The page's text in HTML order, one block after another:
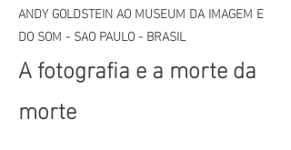
ANDY GOLDSTEIN AO MUSEUM DA IMAGEM E
DO SOM - SAO PAULO - BRASIL
A fotografia e a morte da
morte